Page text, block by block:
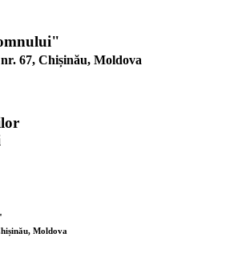
67, Chișinău, Moldova
Moldova